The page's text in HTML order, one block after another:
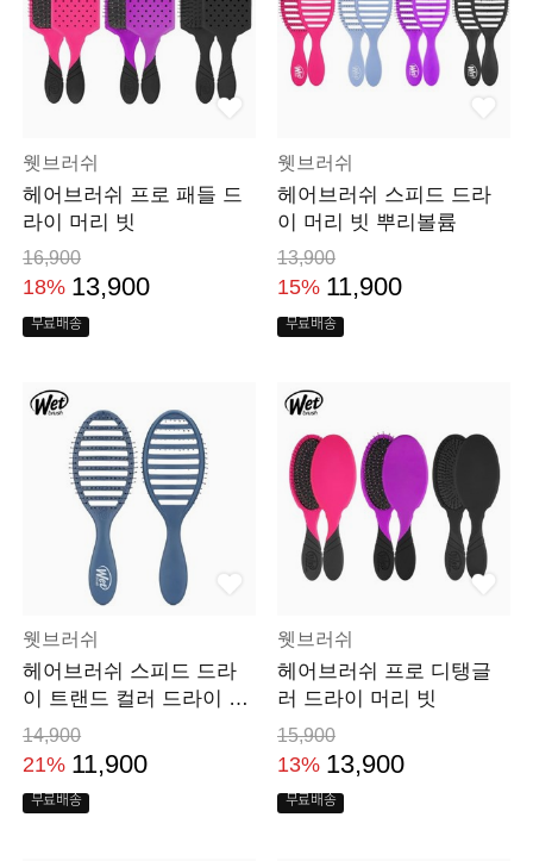
웻브러쉬
헤어브러쉬 프로 패들 드
라이 머리 빗
16,900
18% 13,900
무료배송
웻브러쉬
헤어브러쉬 스피드 드라
이 머리 빗 뿌리볼륨
13,900
15% 11,900
무료배송
웻브러쉬
헤어브러쉬 스피드 드라
이 트랜드 컬러 드라이 머
리 빗 뿌리볼륨
14,900
21% 11,900
무료배송
웻브러쉬
헤어브러쉬 프로 디탱글
러 드라이 머리 빗
15,900
13% 13,900
무료배송